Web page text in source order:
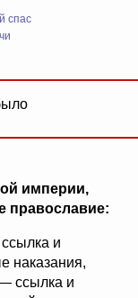
спас
империи,
православие:
и
наказания,
ссылка и